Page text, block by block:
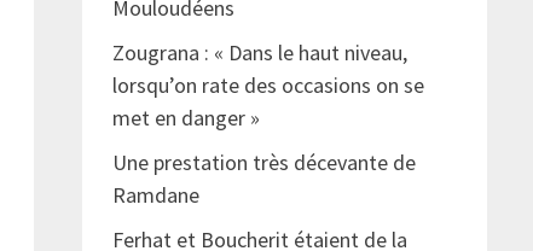
Mouloudéens
Zougrana : « Dans le haut niveau,
lorsqu’on rate des occasions on se
met en danger »
Une prestation très décevante de
Ramdane
Ferhat et Boucherit étaient de la